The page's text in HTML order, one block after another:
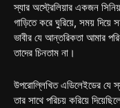
স্যার অস্ট্রেলিয়ার একজন
গাড়িতে করে ঘুরিয়ে, সময় দিয়ে
ভাবীর যে আন্তরিকতা আমার
তাদের চিনতাম না।
উপরোল্লিখিত এডিলেইডের যে
তার সাথে পরিচয় করিয়ে